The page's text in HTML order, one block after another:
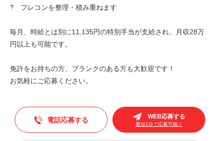
? フレコンを整理・積み重ねます
毎月、時給とは別に11,135円の特別手当が支給され、月収28万
円以上も可能です。
免許をお持ちの方、ブランクのある方も大歓迎です！
お気軽にご応募ください。
電話応募する WEB応募する
最短1分で応募可能！